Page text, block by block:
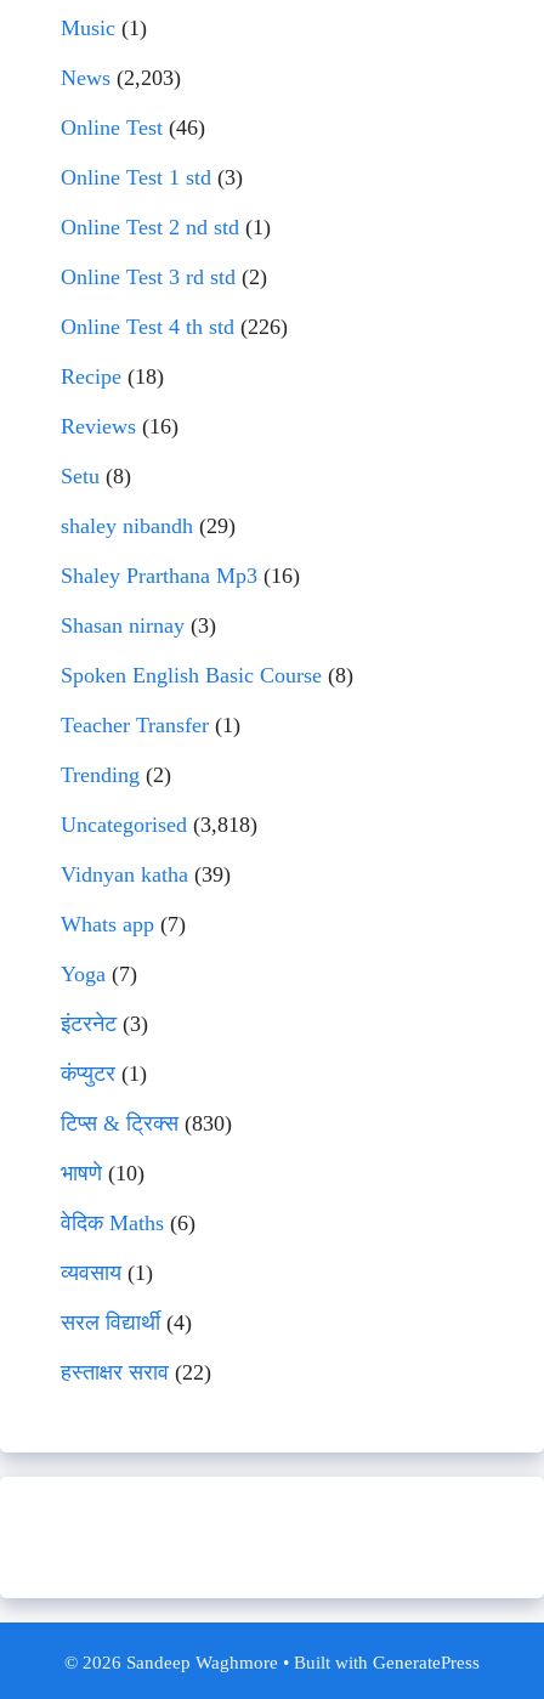
Music (1)
News (2,203)
Online Test (46)
Online Test 1 std (3)
Online Test 2 nd std (1)
Online Test 3 rd std (2)
Online Test 4 th std (226)
Recipe (18)
Reviews (16)
Setu (8)
shaley nibandh (29)
Shaley Prarthana Mp3 (16)
Shasan nirnay (3)
Spoken English Basic Course (8)
Teacher Transfer (1)
Trending (2)
Uncategorised (3,818)
Vidnyan katha (39)
Whats app (7)
Yoga (7)
इंटरनेट(3)
कंप्युटर (1)
टिप्स & ट्रिक्स(830)
भाषणे(10)
वेदिक Maths (6)
व्यवसाय(1)
सरल विद्यार्थी(4)
हस्ताक्षर सराव (22)
© 2026 Sandeep Waghmore • Built with GeneratePress